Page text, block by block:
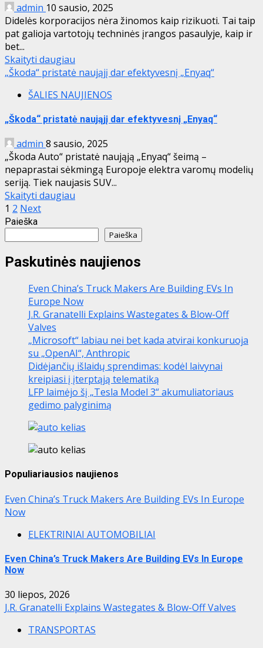
admin 10 sausio, 2025
Didelės korporacijos nėra žinomos kaip rizikuoti. Tai taip
pat galioja vartotojų techninės įrangos pasaulyje, kaip ir
bet...
Skaityti daugiau
„Škoda“ pristatė naująjį dar efektyvesnį „Enyaq“
ŠALIES NAUJIENOS
„Škoda“ pristatė naująjį dar efektyvesnį „Enyaq“
admin 8 sausio, 2025
„Škoda Auto“ pristatė naująją „Enyaq“ šeimą –
nepaprastai sėkmingą Europoje elektra varomų modelių
seriją. Tiek naujasis SUV...
Skaityti daugiau
Įrašų
puslapiavimas
1 2 Next
Paieška
Paieška
Paskutinės naujienos
Even China’s Truck Makers Are Building EVs In
Europe Now
J.R. Granatelli Explains Wastegates & Blow-Off
Valves
„Microsoft“ labiau nei bet kada atvirai konkuruoja
su „OpenAI“, Anthropic
Didėjančių išlaidų sprendimas: kodėl laivynai
kreipiasi į įterptąją telematiką
LFP laimėjo šį „Tesla Model 3“ akumuliatoriaus
gedimo palyginimą
Populiariausios naujienos
Even China’s Truck Makers Are Building EVs In Europe
Now
ELEKTRINIAI AUTOMOBILIAI
Even China’s Truck Makers Are Building EVs In Europe
Now
30 liepos, 2026
J.R. Granatelli Explains Wastegates & Blow-Off Valves
TRANSPORTAS